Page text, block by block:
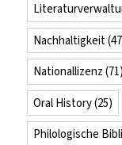
Nachhaltigkeit
Nationallizenz (71)
Oral History(25)
Philologische